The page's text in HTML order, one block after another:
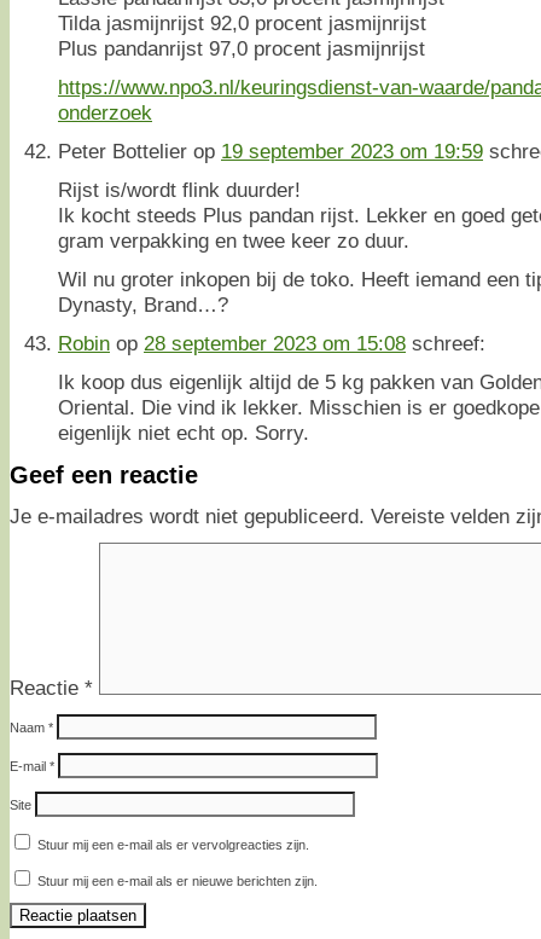
Tilda jasmijnrijst 92,0 procent jasmijnrijst
Plus pandanrijst 97,0 procent jasmijnrijst
https://www.npo3.nl/keuringsdienst-van-waarde/
onderzoek
Peter Bottelier op 19 september 2023 om 19:59
Rijst is/wordt flink duurder!
Ik kocht steeds Plus pandan rijst. Lekker en goed
gram verpakking en twee keer zo duur.
Wil nu groter inkopen bij de toko. Heeft iemand een
Dynasty, Brand…?
Robin op 28 september 2023 om 15:08 schreef:
Ik koop dus eigenlijk altijd de 5 kg pakken van
Oriental. Die vind ik lekker. Misschien is er
eigenlijk niet echt op. Sorry.
Geef een reactie
Je e-mailadres wordt niet gepubliceerd. Vereiste velden
Reactie *
Naam *
E-mail *
Site
Stuur mij een e-mail als er vervolgreacties zijn.
Stuur mij een e-mail als er nieuwe berichten zijn.